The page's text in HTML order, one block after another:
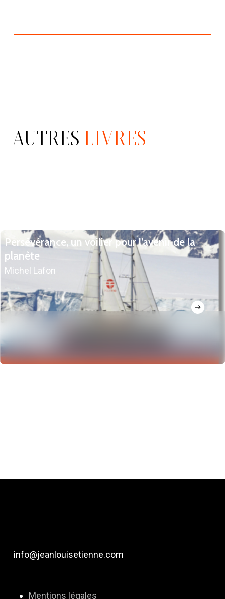
AUTRES LIVRES
Persévérance, un voilier pour l’avenir de la
planète
Michel Lafon
info@jeanlouisetienne.com
Mentions légales